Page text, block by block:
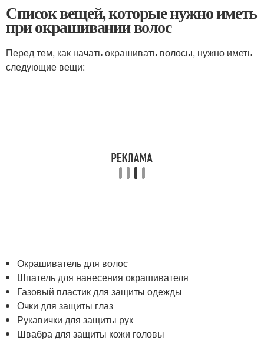
Список вещей, которые нужно иметь
при окрашивании волос
Перед тем, как начать окрашивать волосы, нужно иметь
следующие вещи:
Окрашиватель для волос
Шпатель для нанесения окрашивателя
Газовый пластик для защиты одежды
Очки для защиты глаз
Рукавички для защиты рук
Швабра для защиты кожи головы